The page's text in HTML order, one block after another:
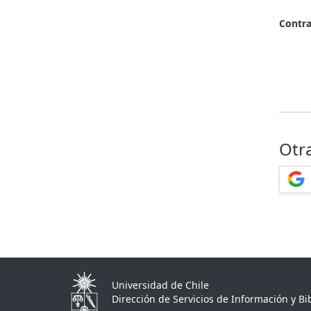
Universidad de Chile
Dirección de Servicios de Información y